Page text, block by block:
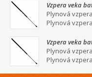
Vzpera veka
Plynová
Plynová
Vzpera veka
Plynová
Plynová